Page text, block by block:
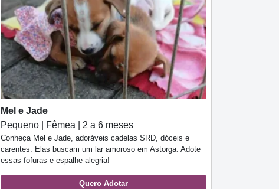
Mel e Jade
Pequeno | Fêmea | 2 a 6 meses
Conheça Mel e Jade, adoráveis cadelas SRD, dóceis e
carentes. Elas buscam um lar amoroso em Astorga. Adote
essas fofuras e espalhe alegria!
Quero Adotar